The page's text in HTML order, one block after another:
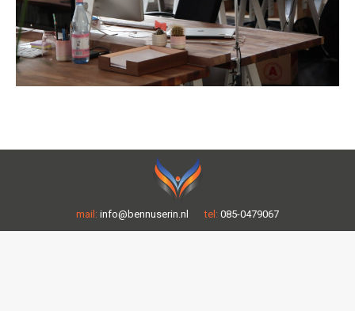
mail: info@bennuserin.nl tel: 085-0479067